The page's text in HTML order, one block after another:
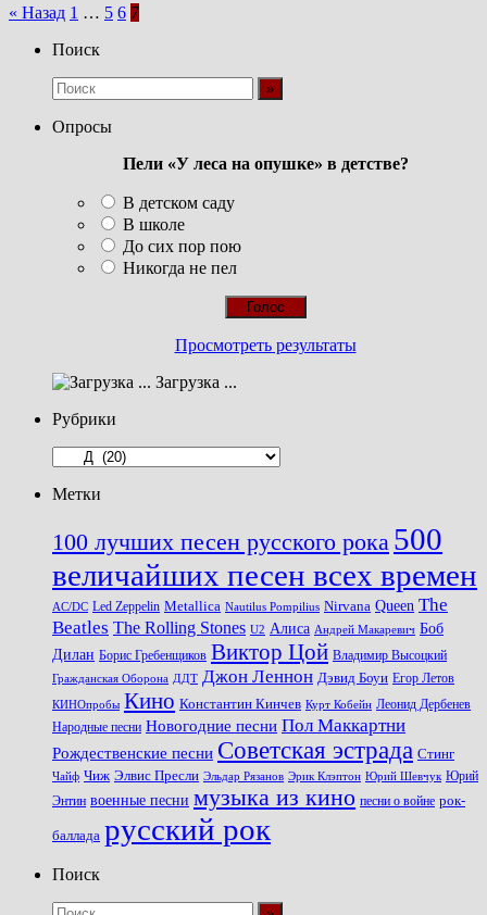
Пагинация
записей
« Назад 1 … 5 6 7
Поиск
Опросы
Пели «У леса на опушке» в детстве?
В детском саду
В школе
До сих пор пою
Никогда не пел
Просмотреть результаты
Загрузка ...
Рубрики
Рубрики
Метки
100 лучших песен русского рока 500
величайших песен всех времен
AC/DC Led Zeppelin Metallica Nautilus Pompilius Nirvana Queen The
Beatles The Rolling Stones U2 Алиса Андрей Макаревич Боб
Дилан Борис Гребенщиков Виктор Цой Владимир Высоцкий
Гражданская Оборона ДДТ Джон Леннон Дэвид Боуи Егор Летов
КИНОпробы Кино Константин Кинчев Курт Кобейн Леонид Дербенев
Народные песни Новогодние песни Пол Маккартни
Рождественские песни Советская эстрада Стинг
Чайф Чиж Элвис Пресли Эльдар Рязанов Эрик Клэптон Юрий Шевчук Юрий
Энтин военные песни музыка из кино песни о войне рок-
баллада русский рок
Поиск